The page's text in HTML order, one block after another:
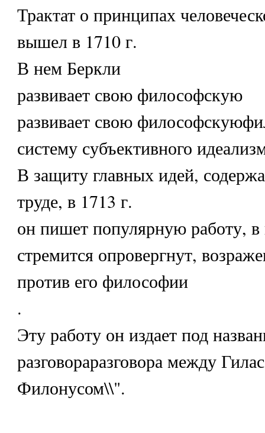
Трактат о принципах
вышел в 1710 г.
В нем Беркли
развивает свою философскую
развивает свою
систему субъективного
В защиту главных идей,
труде, в 1713 г.
он пишет популярную работу, в
стремится опровергнут,
против его философии
.
Эту работу он издает под
разговораразговора между
Филонусом\\".